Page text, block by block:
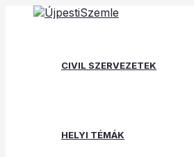
CIVIL SZERVEZETEK
HELYI TÉMÁK
navigation
Type
here..
Name*
Email*
Website